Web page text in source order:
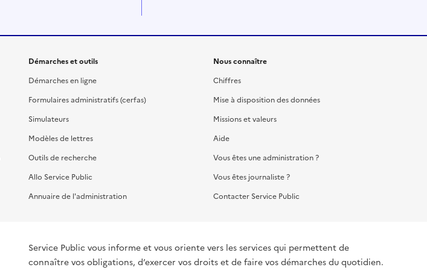
Démarches et outils
Démarches en ligne
Formulaires administratifs (cerfas)
Simulateurs
Modèles de lettres
Outils de recherche
Allo Service Public
Annuaire de l'administration
Nous connaître
Chiffres
Mise à disposition des données
Missions et valeurs
Aide
Vous êtes une administration ?
Vous êtes journaliste ?
Contacter Service Public
Service Public vous informe et vous oriente vers les services qui permettent de
connaître vos obligations, d’exercer vos droits et de faire vos démarches du quotidien.